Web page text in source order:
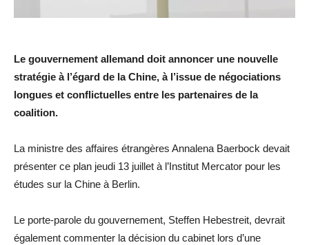
Le gouvernement allemand doit annoncer une nouvelle
stratégie à l’égard de la Chine, à l’issue de négociations
longues et conflictuelles entre les partenaires de la
coalition.
La ministre des affaires étrangères Annalena Baerbock devait
présenter ce plan jeudi 13 juillet à l’Institut Mercator pour les
études sur la Chine à Berlin.
Le porte-parole du gouvernement, Steffen Hebestreit, devrait
également commenter la décision du cabinet lors d’une